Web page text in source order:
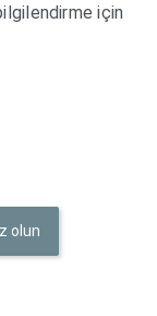
için
olun